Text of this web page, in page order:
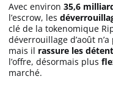
Avec environ 35,6
l’escrow, les
clé de la tokenomique
déverrouillage d’août
mais il rassure les
l’offre, désormais plus
marché.